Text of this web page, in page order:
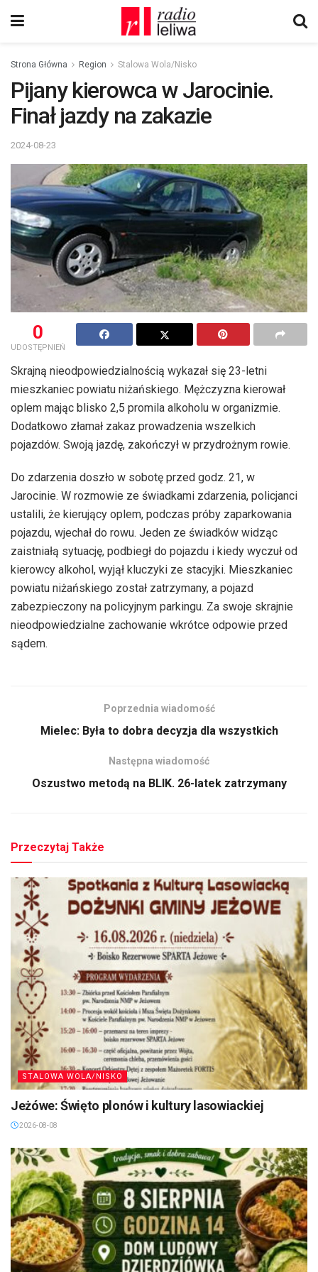
Strona Główna Region Stalowa Wola/Nisko
Pijany kierowca w Jarocinie.
Finał jazdy na zakazie
2024-08-23
0
UDOSTĘPNIEŃ
Skrajną nieodpowiedzialnością wykazał się 23-letni
mieszkaniec powiatu niżańskiego. Mężczyzna kierował
oplem mając blisko 2,5 promila alkoholu w organizmie.
Dodatkowo złamał zakaz prowadzenia wszelkich
pojazdów. Swoją jazdę, zakończył w przydrożnym rowie.
Do zdarzenia doszło w sobotę przed godz. 21, w
Jarocinie. W rozmowie ze świadkami zdarzenia, policjanci
ustalili, że kierujący oplem, podczas próby zaparkowania
pojazdu, wjechał do rowu. Jeden ze świadków widząc
zaistniałą sytuację, podbiegł do pojazdu i kiedy wyczuł od
kierowcy alkohol, wyjął kluczyki ze stacyjki. Mieszkaniec
powiatu niżańskiego został zatrzymany, a pojazd
zabezpieczony na policyjnym parkingu. Za swoje skrajnie
nieodpowiedzialne zachowanie wkrótce odpowie przed
sądem.
Poprzednia wiadomość
Mielec: Była to dobra decyzja dla wszystkich
Następna wiadomość
Oszustwo metodą na BLIK. 26-latek zatrzymany
Przeczytaj Także
STALOWA WOLA/NISKO
Jeżówe: Święto plonów i kultury lasowiackiej
2026-08-08